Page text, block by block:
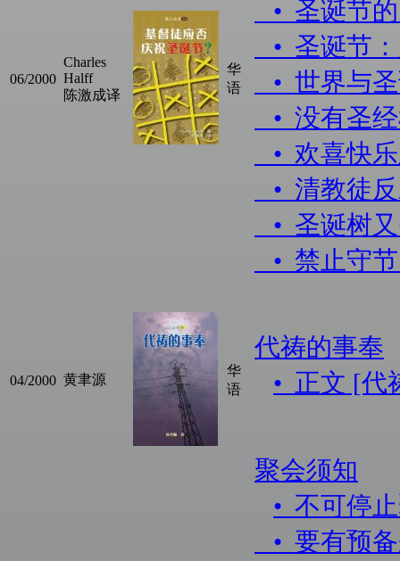
06/2000
Charles
Halff
陈激成译
华
语
• 圣诞节
• 圣诞节
• 世界与
• 没有圣
• 欢喜快
• 清教徒
• 圣诞树
• 禁止守
04/2000 黄聿源
华
语
代祷的事奉
• 正文 [代
聚会须知
• 不可停
• 要有预